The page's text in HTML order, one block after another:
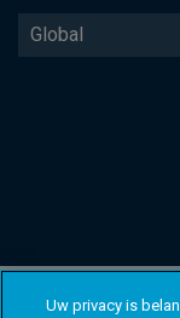
Global
Uw privacy is